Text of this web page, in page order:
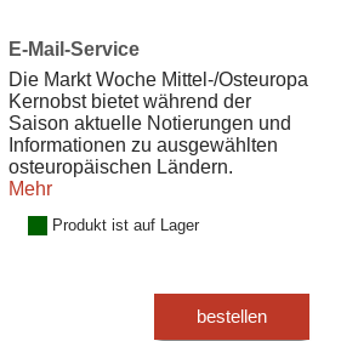
E-Mail-Service
Die Markt Woche Mittel-/Osteuropa
Kernobst bietet während der
Saison aktuelle Notierungen und
Informationen zu ausgewählten
osteuropäischen Ländern.
Mehr
Produkt ist auf Lager
bestellen